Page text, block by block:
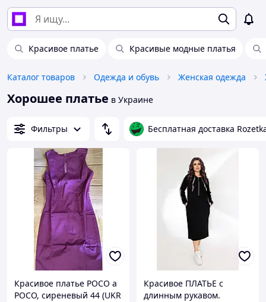
Красивое платье Красивые модные платья
Каталог товаров Одежда и обувь Женская одежда
Хорошее платье в Украине
Фильтры Бесплатная доставка
Красивое платье POCO a
POCO, сиреневый 44 (UKR
Красивое ПЛАТЬЕ с
длинным рукавом.